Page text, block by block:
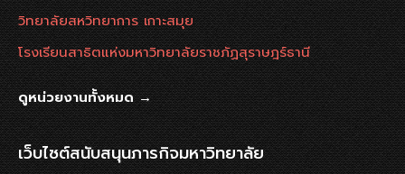
วิทยาลัยสหวิทยาการ เกาะสมุย
โรงเรียนสาธิตแห่งมหาวิทยาลัยราชภัฏสุราษฎร์ธานี
ดูหน่วยงานทั้งหมด →
เว็บไซต์สนับสนุนภารกิจมหาวิทยาลัย